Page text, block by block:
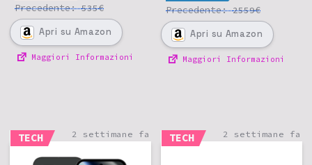
Precedente:535€
Apri su Amazon
Maggiori Informazioni
Precedente:2559€
Apri su Amazon
Maggiori Informazioni
TECH 2 settimane fa TECH 2 settimane fa